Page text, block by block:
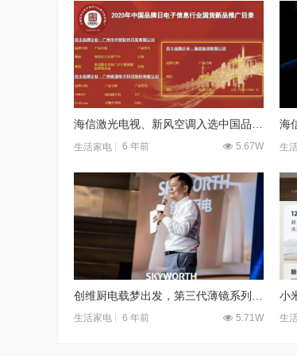
生活家电 6 年前 5.67W 生
生活家电 6 年前 5.71W 生